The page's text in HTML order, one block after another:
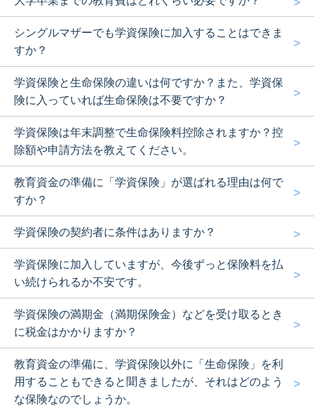
シングルマザーでも学資保険に加入することはできま
すか？
学資保険と生命保険の違いは何ですか？また、学資保
険に入っていれば生命保険は不要ですか？
学資保険は年末調整で生命保険料控除されますか？控
除額や申請方法を教えてください。
教育資金の準備に「学資保険」が選ばれる理由は何で
すか？
学資保険の契約者に条件はありますか？
学資保険に加入していますが、今後ずっと保険料を払
い続けられるか不安です。
学資保険の満期金（満期保険金）などを受け取るとき
に税金はかかりますか？
教育資金の準備に、学資保険以外に「生命保険」を利
用することもできると聞きましたが、それはどのよう
な保険なのでしょうか。